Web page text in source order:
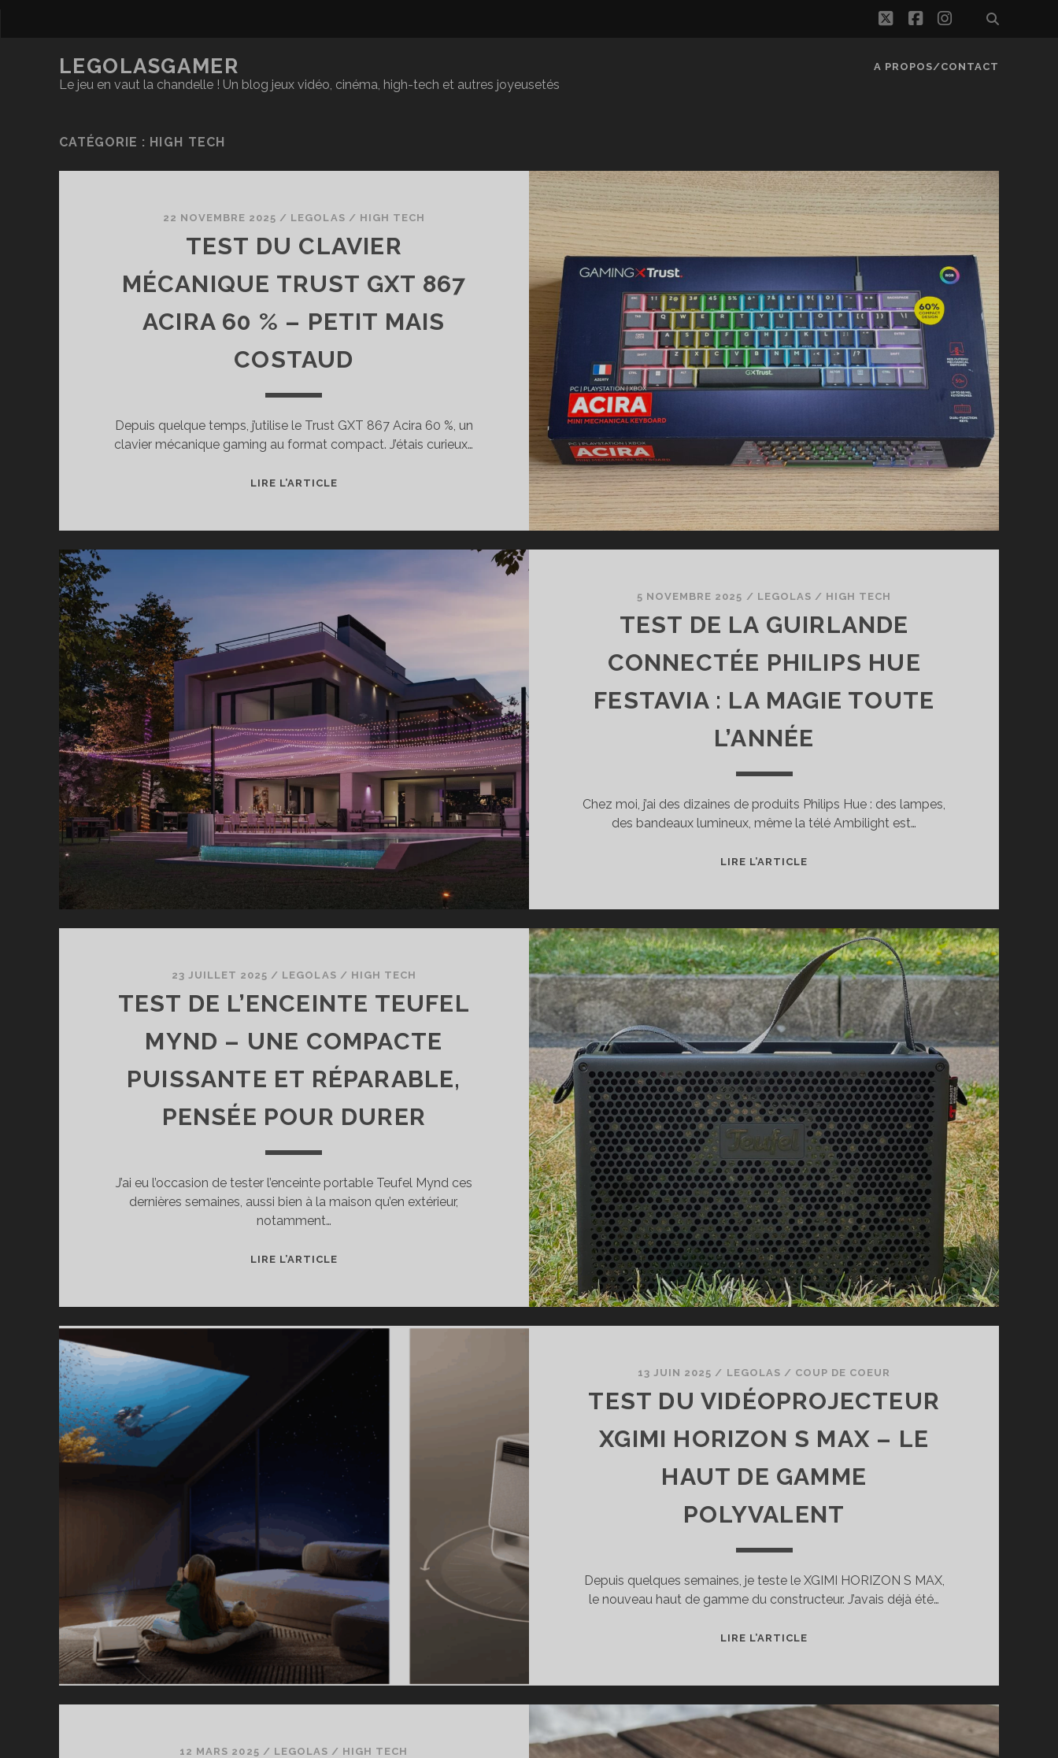
twitterfacebook
instagram
LEGOLASGAMER
Le jeu en vaut la chandelle ! Un blog jeux vidéo, cinéma, high-tech et autres joyeusetés
A PROPOS/CONTACT
CATÉGORIE : HIGH TECH
22 NOVEMBRE 2025 / LEGOLAS / HIGH TECH
TEST DU CLAVIER
MÉCANIQUE TRUST GXT 867
ACIRA 60 % – PETIT MAIS
COSTAUD
Depuis quelque temps, j’utilise le Trust GXT 867 Acira 60 %, un
clavier mécanique gaming au format compact. J’étais curieux…
LIRE L’ARTICLE
ACIRA
60
–
PETIT
COSTAUD
5 NOVEMBRE 2025 / LEGOLAS / HIGH TECH
TEST DE LA GUIRLANDE
CONNECTÉE PHILIPS HUE
FESTAVIA : LA MAGIE TOUTE
L’ANNÉE
Chez moi, j’ai des dizaines de produits Philips Hue : des lampes,
des bandeaux lumineux, même la télé Ambilight est…
LIRE L’ARTICLE
CONNECTÉE
PHILIPS
HUE
FESTAVIA
:
LA
MAGIE
TOUTE
L’ANNÉE
23 JUILLET 2025 / LEGOLAS / HIGH TECH
TEST DE L’ENCEINTE TEUFEL
MYND – UNE COMPACTE
PUISSANTE ET RÉPARABLE,
PENSÉE POUR DURER
J’ai eu l’occasion de tester l’enceinte portable Teufel Mynd ces
dernières semaines, aussi bien à la maison qu’en extérieur,
notamment…
LIRE L’ARTICLE
MYND
–
UNE
COMPACTE
RÉPARABLE,
PENSÉE
13 JUIN 2025 / LEGOLAS / COUP DE COEUR
TEST DU VIDÉOPROJECTEUR
XGIMI HORIZON S MAX – LE
HAUT DE GAMME
POLYVALENT
Depuis quelques semaines, je teste le XGIMI HORIZON S MAX,
le nouveau haut de gamme du constructeur. J’avais déjà été…
LIRE L’ARTICLE
HORIZON
MAX
12 MARS 2025 / LEGOLAS / HIGH TECH